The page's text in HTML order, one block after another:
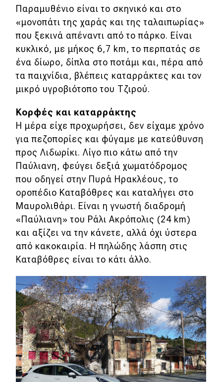
Παραμυθένιο είναι το σκηνικό και στο
«μονοπάτι της χαράς και της ταλαιπωρίας»
που ξεκινά απέναντι από το πάρκο. Είναι
κυκλικό, με μήκος 6,7 km, το περπατάς σε
ένα δίωρο, δίπλα στο ποτάμι και, πέρα από
τα παιχνίδια, βλέπεις καταρράκτες και τον
μικρό υγροβιότοπο του Τζιρού.
Κορφές και καταρράκτης
Η μέρα είχε προχωρήσει, δεν είχαμε χρόνο
για πεζοπορίες και φύγαμε με κατεύθυνση
προς Λιδωρίκι. Λίγο πιο κάτω από την
Παύλιανη, φεύγει δεξιά χωματόδρομος
που οδηγεί στην Πυρά Ηρακλέους, το
οροπέδιο Καταβόθρες και καταλήγει στο
Μαυρολιθάρι. Είναι η γνωστή διαδρομή
«Παύλιανη» του Ράλι Ακρόπολις (24 km)
και αξίζει να την κάνετε, αλλά όχι ύστερα
από κακοκαιρία. Η πηλώδης λάσπη στις
Καταβόθρες είναι το κάτι άλλο.